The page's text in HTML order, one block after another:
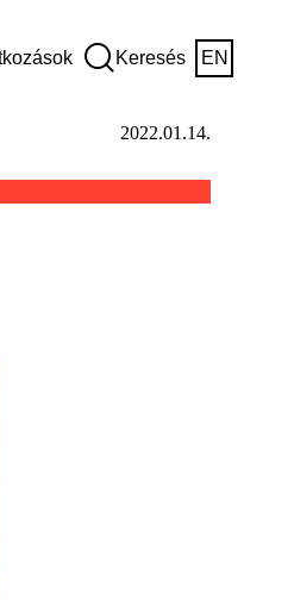
Keresés EN
2022.01.14.